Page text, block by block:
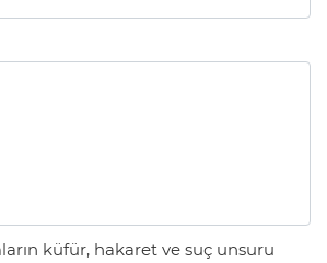
küfür, hakaret ve suç unsuru